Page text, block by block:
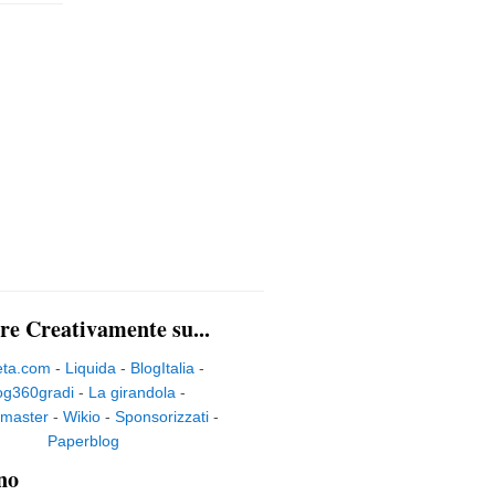
Creativamente su...
- Liquida - BlogItalia -
- La girandola -
- Wikio- Sponsorizzati-
Paperblog